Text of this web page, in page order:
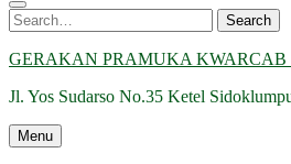
Search
for:
Search
GERAKAN PRAMUKA KWARCAB
Jl. Yos Sudarso No.35 Ketel
Menu